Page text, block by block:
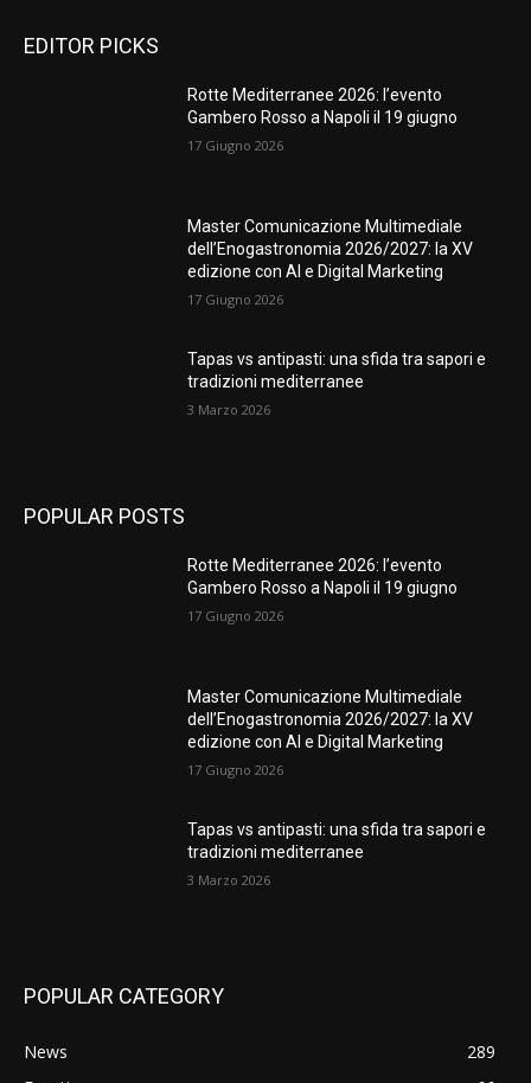
EDITOR PICKS
Rotte Mediterranee 2026: l’evento
Gambero Rosso a Napoli il 19 giugno
17 Giugno 2026
Master Comunicazione Multimediale
dell’Enogastronomia 2026/2027: la XV
edizione con AI e Digital Marketing
17 Giugno 2026
Tapas vs antipasti: una sfida tra sapori e
tradizioni mediterranee
3 Marzo 2026
POPULAR POSTS
Rotte Mediterranee 2026: l’evento
Gambero Rosso a Napoli il 19 giugno
17 Giugno 2026
Master Comunicazione Multimediale
dell’Enogastronomia 2026/2027: la XV
edizione con AI e Digital Marketing
17 Giugno 2026
Tapas vs antipasti: una sfida tra sapori e
tradizioni mediterranee
3 Marzo 2026
POPULAR CATEGORY
News
289